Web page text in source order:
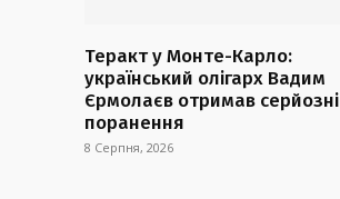
Теракт у Монте-Карло:
український олігарх Вадим
Єрмолаєв отримав серйозні
поранення
8 Серпня, 2026